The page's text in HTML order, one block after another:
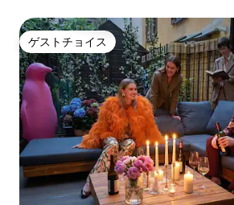
ゲストチョイス
ゲストチョイス